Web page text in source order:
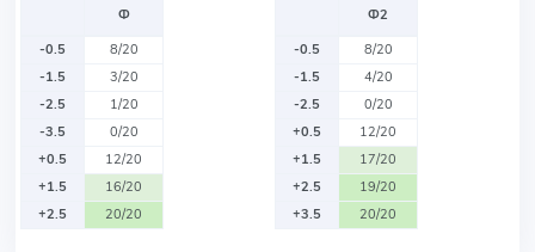
Ф
-0.5
8/20
-1.5
3/20
-2.5
1/20
-3.5
0/20
+0.5
12/20
+1.5
16/20
+2.5
20/20
Ф2
-0.5
8/20
-1.5
4/20
-2.5
0/20
+0.5
12/20
+1.5
17/20
+2.5
19/20
+3.5
20/20